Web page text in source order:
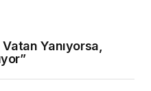
Yanıyorsa,